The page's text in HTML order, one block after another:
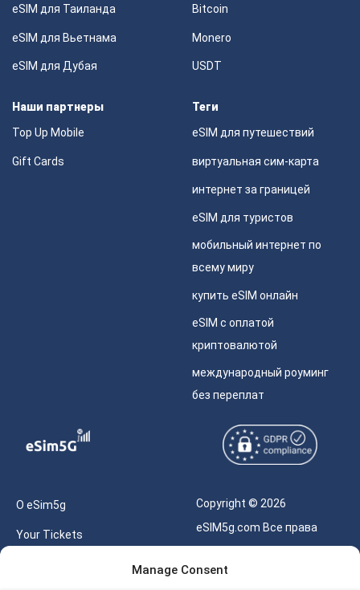
Manage Consent
eSIM для Таиланда
eSIM для Вьетнама
eSIM для Дубая
Bitcoin
Monero
USDT
Наши партнеры
Top Up Mobile
Gift Cards
Теги
eSIM для путешествий
виртуальная сим-карта
интернет за границей
eSIM для туристов
мобильный интернет по
всему миру
купить eSIM онлайн
eSIM с оплатой
криптовалютой
международный роуминг
без переплат
О eSim5g
Your Tickets
Калькулятор для eSIM
Copyright © 2026
eSIM5g.com Все права